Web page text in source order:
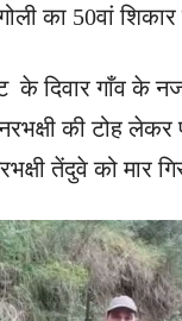
का 50वां शिकार
के दिवार गाँव के
की टोह लेकर
तेंदुवे को मार